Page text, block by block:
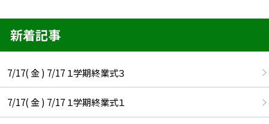
新着記事
7/17( 金 ) 7/17 １学期終業式３
7/17( 金 ) 7/17 １学期終業式１